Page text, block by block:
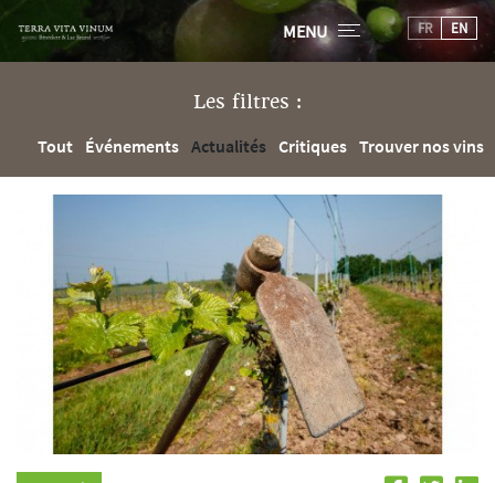
MENU FR EN
Les filtres :
Tout Événements Actualités Critiques Trouver nos vins